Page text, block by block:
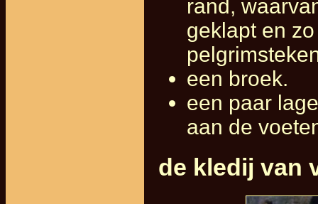
rand,
geklapt en
een broek.
een paar
aan de
de kledij van